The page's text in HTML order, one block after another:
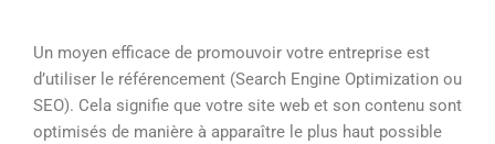
Un moyen efficace de promouvoir votre entreprise est
d’utiliser le référencement (Search Engine Optimization ou
SEO). Cela signifie que votre site web et son contenu sont
optimisés de manière à apparaître le plus haut possible